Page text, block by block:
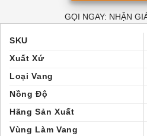
GỌI NGAY: NHẬN
SKU
Xuất Xứ
Loại Vang
Nồng Độ
Hãng Sản Xuất
Vùng Làm Vang